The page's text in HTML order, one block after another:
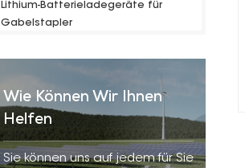
Lithium-Batterieladegeräte für
Gabelstapler
Wie Können Wir Ihnen
Helfen
Sie können uns auf jedem für Sie